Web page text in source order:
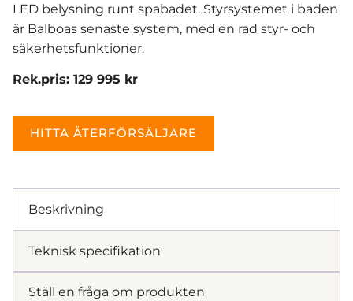
LED belysning runt spabadet. Styrsystemet i baden
är Balboas senaste system, med en rad styr- och
säkerhetsfunktioner.
Rek.pris: 129 995 kr
HITTA ÅTERFÖRSÄLJARE
Beskrivning
Teknisk specifikation
Ställ en fråga om produkten